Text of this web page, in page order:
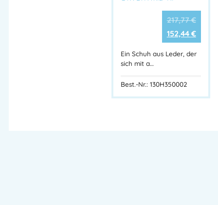
217,77€
152,44 €
Ein Schuh aus Leder, der
sich mit a…
Best.-Nr.: 130H350002